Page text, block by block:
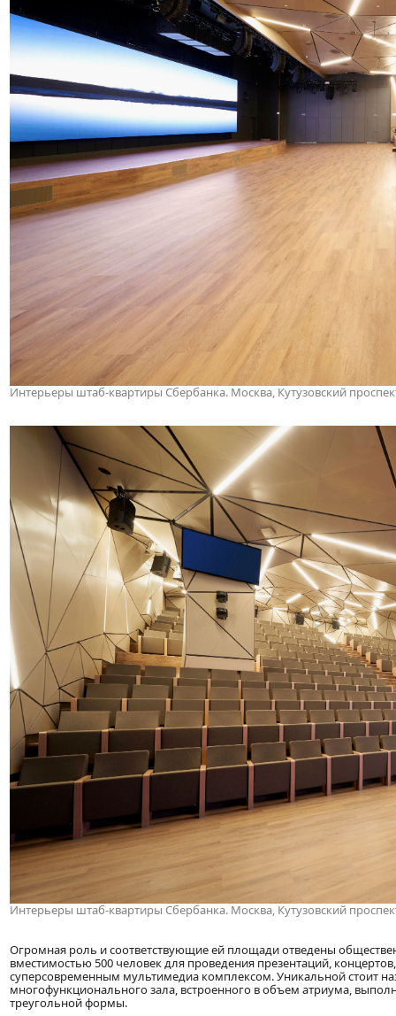
Интерьеры штаб-квартиры Сбербанка. Москва, Кутузовский
Интерьеры штаб-квартиры Сбербанка. Москва, Кутузовский
Огромная роль и соответствующие ей площади отведены
вместимостью 500 человек для проведения презентаций,
суперсовременным мультимедиа комплексом. Уникальной стоит
многофункционального зала, встроенного в объем атриума,
треугольной формы.